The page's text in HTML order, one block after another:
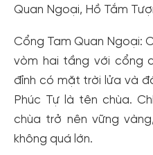
Quan Ngoại, Hồ Tắm
Cổng Tam Quan Ngoại:
vòm hai tầng với cổng
đỉnh có mặt trời lửa và
Phúc Tự là tên chùa.
chùa trở nên vững
không quá lớn.